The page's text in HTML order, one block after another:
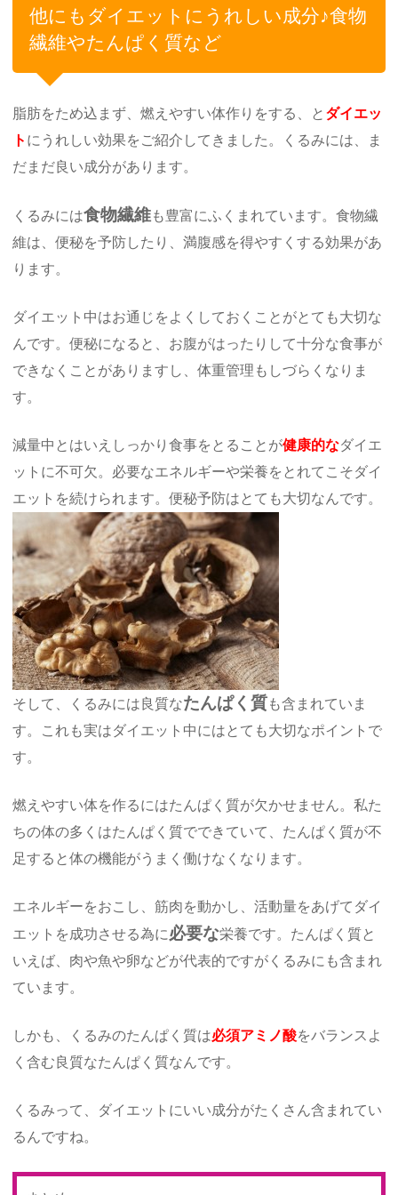
他にもダイエットにうれしい成分♪食物
繊維やたんぱく質など
脂肪をため込まず、燃えやすい体作りをする、と ダイエッ
ト にうれしい効果をご紹介してきました。くるみには、ま
だまだ良い成分があります。
くるみには食物繊維も豊富にふくまれています。食物繊
維は、便秘を予防したり、満腹感を得やすくする効果があ
ります。
ダイエット中はお通じをよくしておくことがとても大切な
んです。便秘になると、お腹がはったりして十分な食事が
できなくことがありますし、体重管理もしづらくなりま
す。
減量中とはいえしっかり食事をとることが健康的なダイエ
ットに不可欠。必要なエネルギーや栄養をとれてこそダイ
エットを続けられます。便秘予防はとても大切なんです。
そして、くるみには良質なたんぱく質も含まれていま
す。これも実はダイエット中にはとても大切なポイントで
す。
燃えやすい体を作るにはたんぱく質が欠かせません。私た
ちの体の多くはたんぱく質でできていて、たんぱく質が不
足すると体の機能がうまく働けなくなります。
エネルギーをおこし、筋肉を動かし、活動量をあげてダイ
エットを成功させる為に必要な栄養です。たんぱく質と
いえば、肉や魚や卵などが代表的ですがくるみにも含まれ
ています。
しかも、くるみのたんぱく質は必須アミノ酸をバランスよ
く含む良質なたんぱく質なんです。
くるみって、ダイエットにいい成分がたくさん含まれてい
るんですね。